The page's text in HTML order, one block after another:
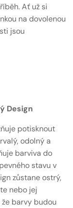
Ať už si
na dovolenou
jsou
Design
potisknout
odolný a
barviva do
stavu v
zůstane ostrý,
nebo jej
barvy budou